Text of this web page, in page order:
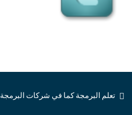
تعلم البرمجة كما في شركات البرمجة